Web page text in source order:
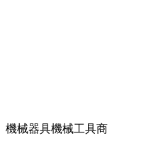
機械器具機械工具商